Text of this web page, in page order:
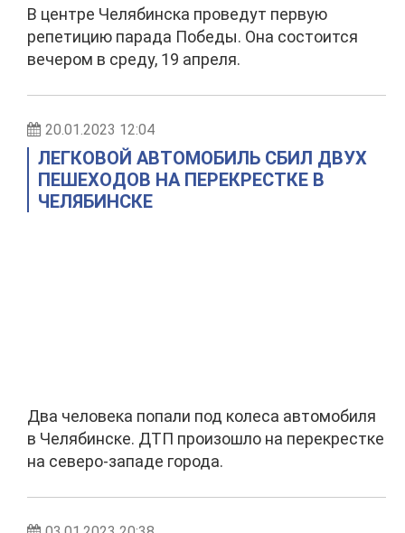
В центре Челябинска проведут первую
репетицию парада Победы. Она состоится
вечером в среду, 19 апреля.
20.01.2023 12:04
ЛЕГКОВОЙ АВТОМОБИЛЬ СБИЛ ДВУХ
ПЕШЕХОДОВ НА ПЕРЕКРЕСТКЕ В
ЧЕЛЯБИНСКЕ
Два человека попали под колеса автомобиля
в Челябинске. ДТП произошло на перекрестке
на северо-западе города.